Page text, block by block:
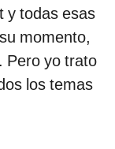
y todas esas
momento,
Pero yo trato
los temas